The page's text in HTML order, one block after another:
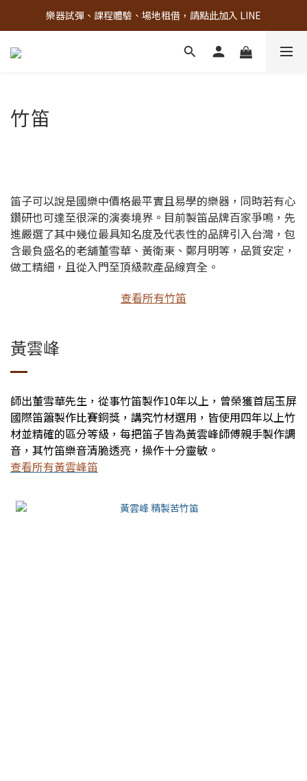
古亭門市 + 先進音樂教室週末假日皆有營業
樂器試彈、課程體驗、場地租借，請點此加入 LINE
古亭門市 + 先進音樂教室週末假日皆有營業
竹笛
笛子可以說是國樂中價格最平實且易學的樂器，同時若有心
鑽研也可達至很深的演奏境界。目前製笛品牌百家爭鳴，先
進嚴選了其中幾位最具知名度及代表性的品牌引入台灣，包
含最負盛名的老舖董雪華、黃衛東、鄭月明等，品質安定，
做工精細，且從入門至頂級款產品線齊全。
查看所有竹笛
黃雲峰
師出董雪華先生，從事竹笛製作10年以上，曾榮獲首屆玉屏
國際笛簫製作比賽銅獎，講究竹材選用，皆使用四年以上竹
材並精確的區分等級，每把笛子皆為黃雲峰師傅親手製作調
音，其竹笛樂音清脆透亮，操作十分靈敏。
查看所有黃雲峰笛